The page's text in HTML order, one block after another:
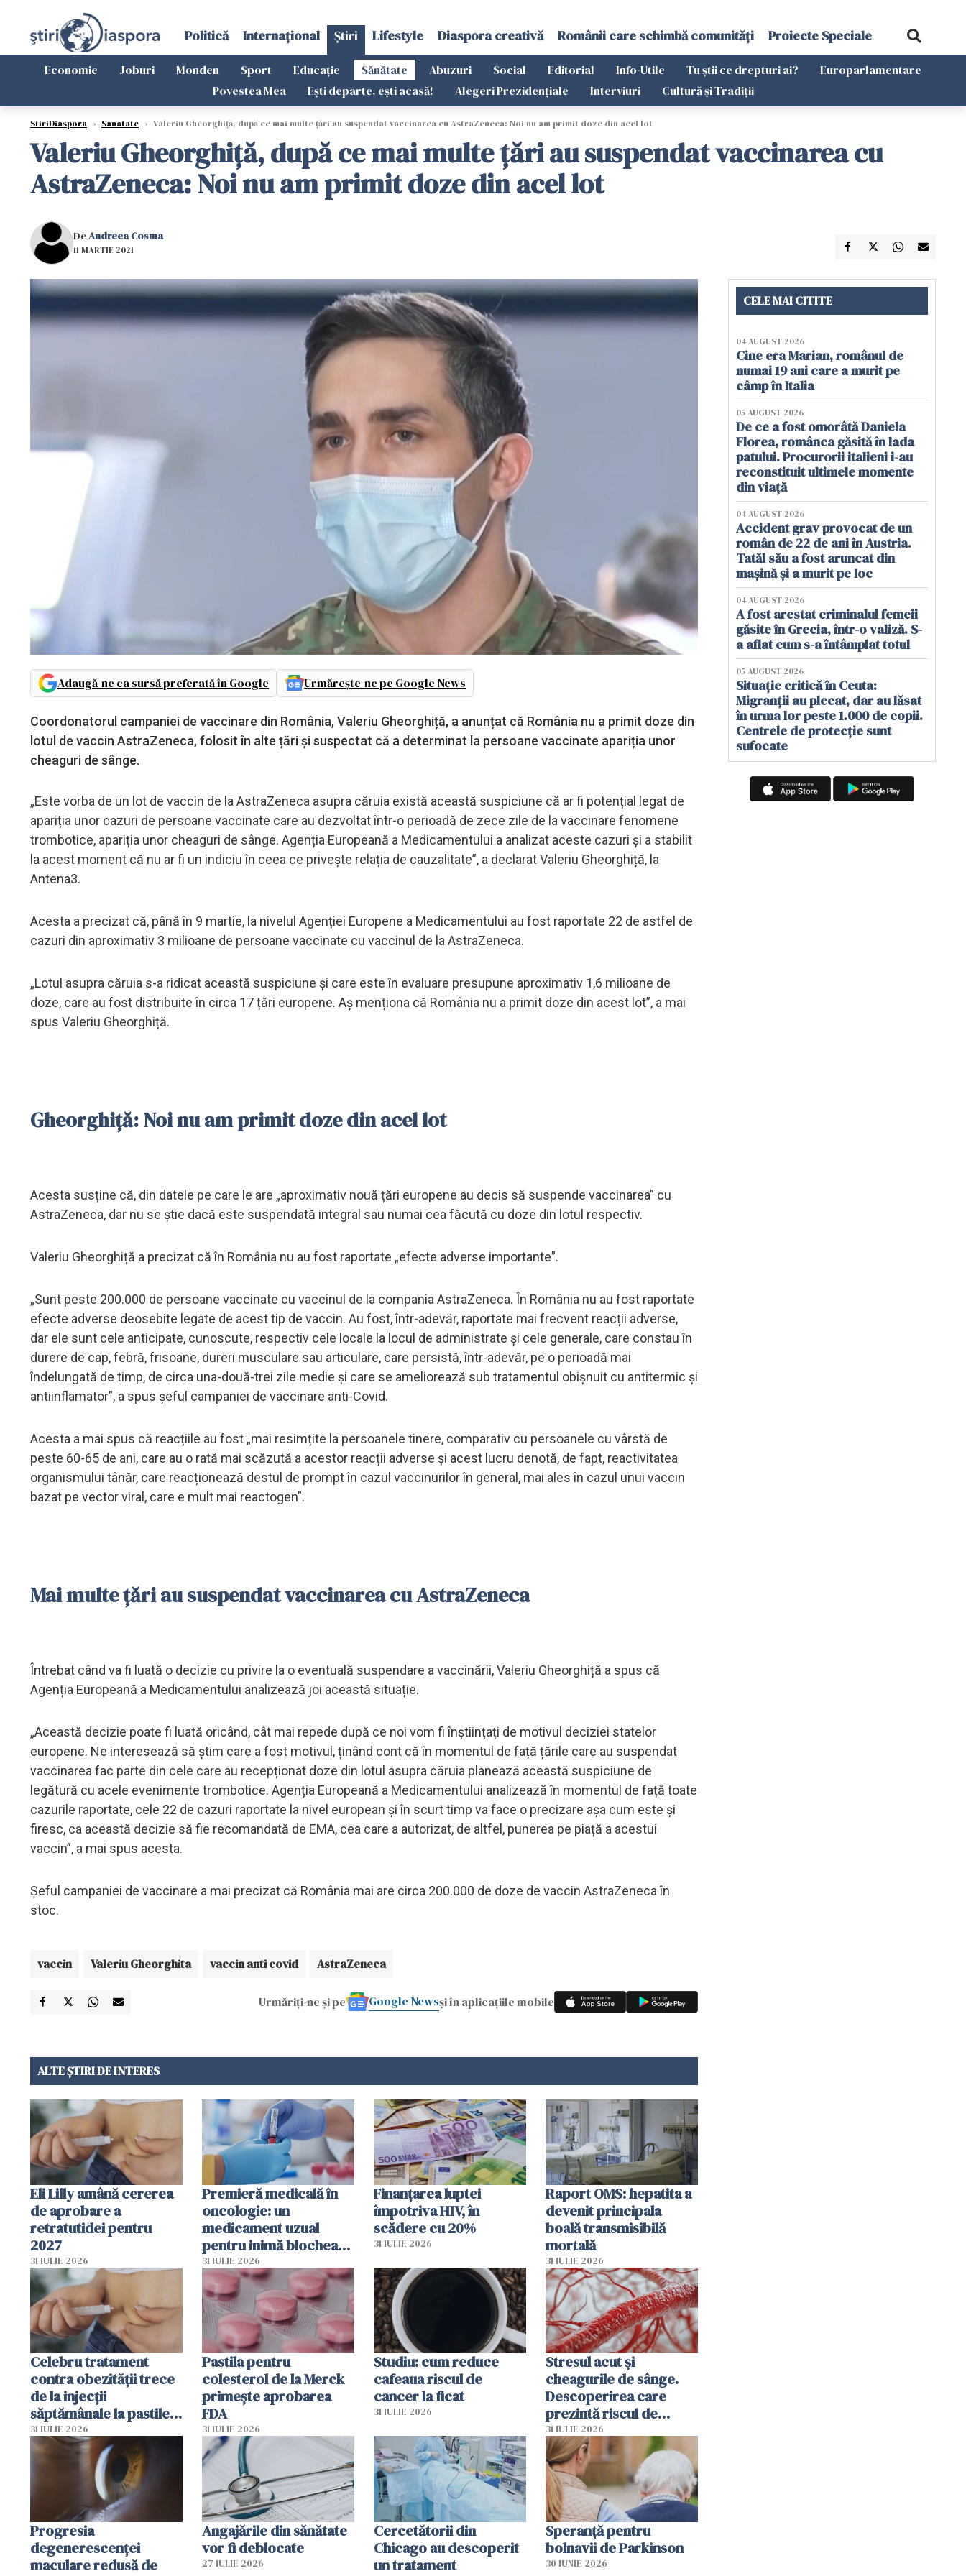
Politică Internațional Știri Lifestyle Diaspora creativă Românii care schimbă comunități Proiecte Speciale
Economie Joburi Monden Sport Educație Sănătate Abuzuri Social Editorial Info-Utile Tu știi ce drepturi ai?
Europarlamentare
Povestea Mea
Ești departe, ești acasă! Alegeri Prezidențiale Interviuri Cultură și Tradiții
StiriDiaspora › Sanatate › Valeriu Gheorghiță, după ce mai multe ţări au suspendat vaccinarea cu AstraZeneca: Noi nu am primit doze din acel lot
Valeriu Gheorghiță, după ce mai multe ţări au suspendat vaccinarea cu
AstraZeneca: Noi nu am primit doze din acel lot
DeAndreea Cosma
11 MARTIE 2021
Adaugă-ne ca sursă preferată în Google Urmărește-ne pe Google News
Coordonatorul campaniei de vaccinare din România, Valeriu Gheorghiță, a anunțat că România nu a primit doze din
lotul de vaccin AstraZeneca, folosit în alte țări și suspectat că a determinat la persoane vaccinate apariția unor
cheaguri de sânge.
„Este vorba de un lot de vaccin de la AstraZeneca asupra căruia există această suspiciune că ar fi potențial legat de
apariția unor cazuri de persoane vaccinate care au dezvoltat într-o perioadă de zece zile de la vaccinare fenomene
trombotice, apariția unor cheaguri de sânge. Agenția Europeană a Medicamentului a analizat aceste cazuri și a stabilit
la acest moment că nu ar fi un indiciu în ceea ce privește relația de cauzalitate”, a declarat Valeriu Gheorghiță, la
Antena3.
Acesta a precizat că, până în 9 martie, la nivelul Agenției Europene a Medicamentului au fost raportate 22 de astfel de
cazuri din aproximativ 3 milioane de persoane vaccinate cu vaccinul de la AstraZeneca.
„Lotul asupra căruia s-a ridicat această suspiciune și care este în evaluare presupune aproximativ 1,6 milioane de
doze, care au fost distribuite în circa 17 țări europene. Aș menționa că România nu a primit doze din acest lot”, a mai
spus Valeriu Gheorghiță.
Gheorghiţă: Noi nu am primit doze din acel lot
Acesta susține că, din datele pe care le are „aproximativ nouă țări europene au decis să suspende vaccinarea” cu
AstraZeneca, dar nu se știe dacă este suspendată integral sau numai cea făcută cu doze din lotul respectiv.
Valeriu Gheorghiță a precizat că în România nu au fost raportate „efecte adverse importante”.
„Sunt peste 200.000 de persoane vaccinate cu vaccinul de la compania AstraZeneca. În România nu au fost raportate
efecte adverse deosebite legate de acest tip de vaccin. Au fost, într-adevăr, raportate mai frecvent reacții adverse,
dar ele sunt cele anticipate, cunoscute, respectiv cele locale la locul de administrate și cele generale, care constau în
durere de cap, febră, frisoane, dureri musculare sau articulare, care persistă, într-adevăr, pe o perioadă mai
îndelungată de timp, de circa una-două-trei zile medie și care se ameliorează sub tratamentul obișnuit cu antitermic și
antiinflamator”, a spus șeful campaniei de vaccinare anti-Covid.
Acesta a mai spus că reacțiile au fost „mai resimțite la persoanele tinere, comparativ cu persoanele cu vârstă de
peste 60-65 de ani, care au o rată mai scăzută a acestor reacții adverse și acest lucru denotă, de fapt, reactivitatea
organismului tânăr, care reacționează destul de prompt în cazul vaccinurilor în general, mai ales în cazul unui vaccin
bazat pe vector viral, care e mult mai reactogen”.
Mai multe țări au suspendat vaccinarea cu AstraZeneca
Întrebat când va fi luată o decizie cu privire la o eventuală suspendare a vaccinării, Valeriu Gheorghiță a spus că
Agenția Europeană a Medicamentului analizează joi această situație.
„Această decizie poate fi luată oricând, cât mai repede după ce noi vom fi înștiințați de motivul deciziei statelor
europene. Ne interesează să știm care a fost motivul, ținând cont că în momentul de față țările care au suspendat
vaccinarea fac parte din cele care au recepționat doze din lotul asupra căruia planează această suspiciune de
legătură cu acele evenimente trombotice. Agenția Europeană a Medicamentului analizează în momentul de față toate
cazurile raportate, cele 22 de cazuri raportate la nivel european și în scurt timp va face o precizare așa cum este și
firesc, ca această decizie să fie recomandată de EMA, cea care a autorizat, de altfel, punerea pe piață a acestui
vaccin”, a mai spus acesta.
Șeful campaniei de vaccinare a mai precizat că România mai are circa 200.000 de doze de vaccin AstraZeneca în
stoc.
vaccin Valeriu Gheorghita vaccin anti covid AstraZeneca
Urmăriți-ne și pe Google Newsși în aplicațiile mobile
ALTE ȘTIRI DE INTERES
Eli Lilly amână cererea
de aprobare a
retratutidei pentru
2027
31 IULIE 2026
Premieră medicală în
oncologie: un
medicament uzual
pentru inimă blochează
dezvoltarea celulelor
canceroase.
31 IULIE 2026
Finanțarea luptei
împotriva HIV, în
scădere cu 20%
31 IULIE 2026
Raport OMS: hepatita a
devenit principala
boală transmisibilă
mortală
31 IULIE 2026
Celebru tratament
contra obezității trece
de la injecții
săptămânale la pastile
zilnice
31 IULIE 2026
Pastila pentru
colesterol de la Merck
primește aprobarea
FDA
31 IULIE 2026
Studiu: cum reduce
cafeaua riscul de
cancer la ficat
31 IULIE 2026
Stresul acut și
cheagurile de sânge.
Descoperirea care
prezintă riscul de
infarct
31 IULIE 2026
Progresia
degenerescenței
maculare redusă de
Angajările din sănătate
vor fi deblocate
27 IULIE 2026
Cercetătorii din
Chicago au descoperit
un tratament
Speranță pentru
bolnavii de Parkinson
30 IUNIE 2026
CELE MAI CITITE
04 AUGUST 2026
Cine era Marian, românul de
numai 19 ani care a murit pe
câmp în Italia
05 AUGUST 2026
De ce a fost omorâtă Daniela
Florea, românca găsită în lada
patului. Procurorii italieni i-au
reconstituit ultimele momente
din viață
04 AUGUST 2026
Accident grav provocat de un
român de 22 de ani în Austria.
Tatăl său a fost aruncat din
mașină și a murit pe loc
04 AUGUST 2026
A fost arestat criminalul femeii
găsite în Grecia, într-o valiză. S-
a aflat cum s-a întâmplat totul
05 AUGUST 2026
Situație critică în Ceuta:
Migranții au plecat, dar au lăsat
în urma lor peste 1.000 de copii.
Centrele de protecție sunt
sufocate